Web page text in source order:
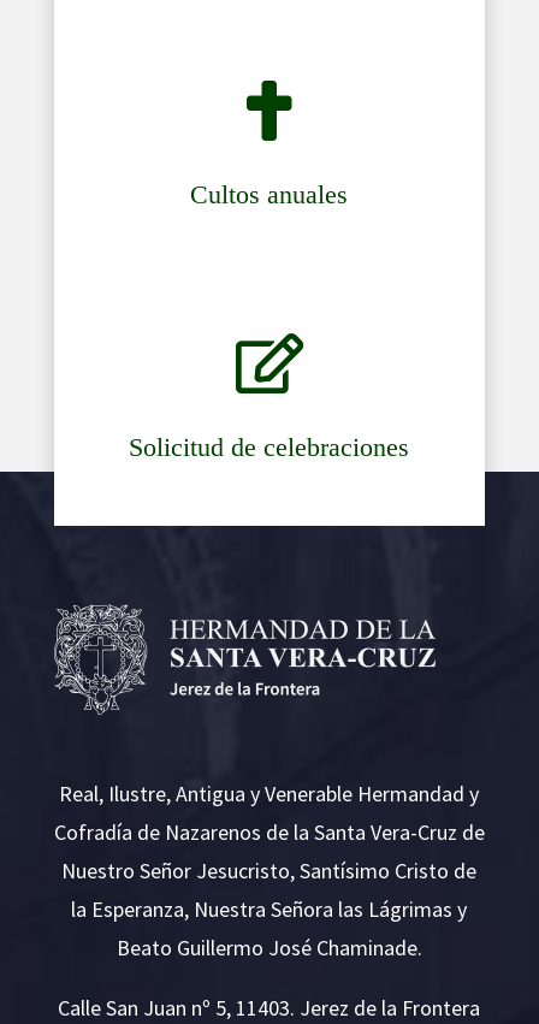

Cultos anuales

Solicitud de celebraciones
Real, Ilustre, Antigua y Venerable Hermandad y
Cofradía de Nazarenos de la Santa Vera-Cruz de
Nuestro Señor Jesucristo, Santísimo Cristo de
la Esperanza, Nuestra Señora las Lágrimas y
Beato Guillermo José Chaminade.
Calle San Juan nº 5, 11403. Jerez de la Frontera